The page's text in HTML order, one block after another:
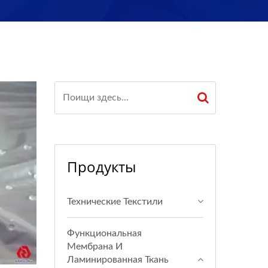
Продукты
Технические Текстили
Функциональная
Мембрана И
Ламинированная Ткань